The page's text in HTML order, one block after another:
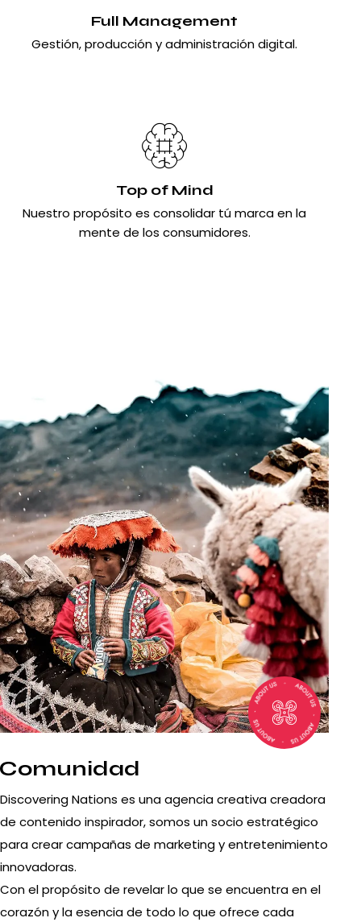
Full Management
Gestión, producción y administración digital.
Top of Mind
Nuestro propósito es consolidar tú marca en la
mente de los consumidores.
Comunidad
Discovering Nations es una agencia creativa creadora
de contenido inspirador, somos un socio estratégico
para crear campañas de marketing y entretenimiento
innovadoras.
Con el propósito de revelar lo que se encuentra en el
corazón y la esencia de todo lo que ofrece cada